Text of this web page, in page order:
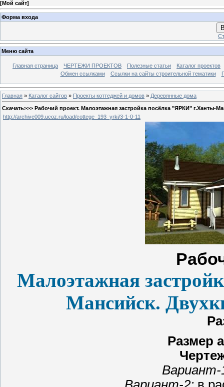
[Мой сайт]
Форма входа
Меню сайта
Главная страница ЧЕРТЕЖИ ПРОЕКТОВ Полезные статьи
Каталог проектов
Обмен ссылками
Ссылки на сайты строительной тематики
Главная » Каталог сайтов » Проекты коттеджей и домов » Деревянные дома
Скачать>>> Рабочий проект. Малоэтажная застройка посёлка "ЯРКИ" г.Ханты-
http://archive009.ucoz.ru/load/cottege_193_yrki/3-1-0-11
Малоэтажная
Мансийск.
Размер
Вариант-